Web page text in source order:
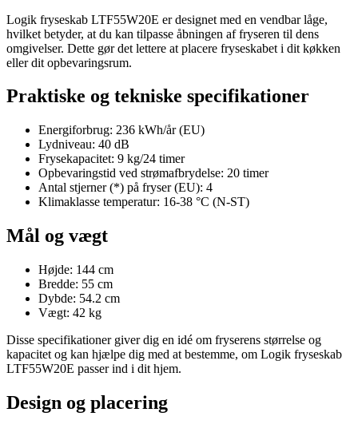
Logik fryseskab LTF55W20E er designet med en vendbar låge,
hvilket betyder, at du kan tilpasse åbningen af fryseren til dens
omgivelser. Dette gør det lettere at placere fryseskabet i dit køkken
eller dit opbevaringsrum.
Praktiske og tekniske specifikationer
Energiforbrug: 236 kWh/år (EU)
Lydniveau: 40 dB
Frysekapacitet: 9 kg/24 timer
Opbevaringstid ved strømafbrydelse: 20 timer
Antal stjerner (*) på fryser (EU): 4
Klimaklasse temperatur: 16-38 °C (N-ST)
Mål og vægt
Højde: 144 cm
Bredde: 55 cm
Dybde: 54.2 cm
Vægt: 42 kg
Disse specifikationer giver dig en idé om fryserens størrelse og
kapacitet og kan hjælpe dig med at bestemme, om Logik fryseskab
LTF55W20E passer ind i dit hjem.
Design og placering